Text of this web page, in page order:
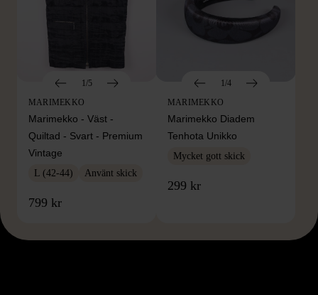
1/5
MARIMEKKO
Marimekko - Väst -
Quiltad - Svart - Premium
Vintage
L (42-44) Använt skick
799 kr
1/4
MARIMEKKO
Marimekko Diadem
Tenhota Unikko
Mycket gott skick
299 kr